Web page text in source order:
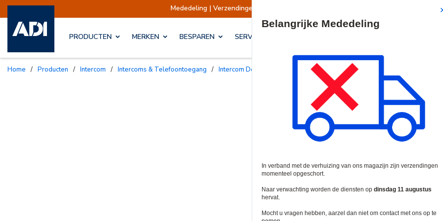
Mededeling | Verzendingen opgeschort Verzendingen worden op
PRODUCTEN MERKEN BESPAREN SERVICES & OPLOSSINGEN
Home / Producten / Intercom / Intercoms & Telefoontoegang / Intercom Deurstations